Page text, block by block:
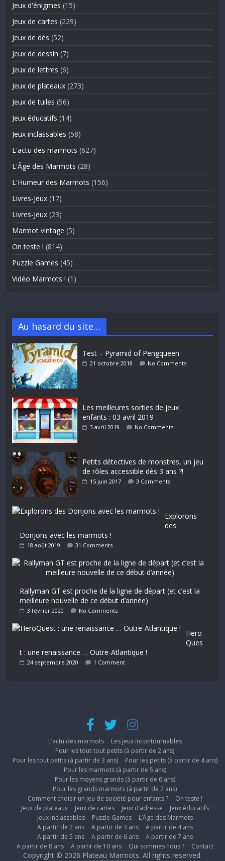
Jeux d'énigmes (15)
Jeux de cartes (229)
Jeux de dés (52)
Jeux de dessin (7)
Jeux de lettres (6)
Jeux de plateaux (273)
Jeux de tuiles (56)
Jeux éducatifs (14)
Jeux inclassables (58)
L'actu des marmots (627)
L'Âge des Marmots (28)
L'Humeur des Marmots (156)
Livres-Jeux (17)
Livres-Jeux (23)
Marmot vintage (5)
On teste ! (814)
Puzzle Games (45)
Vidéo Marmots ! (1)
Au hasard du site…
Test – Pyramid of Pengqueen
21 octobre 2018 No Comments
Les meilleures sorties de jeux
enfants : 03 avril 2019
3 avril 2019 No Comments
Petits détectives de monstres, un jeu
de rôles accessible dès 3 ans ?!
15 juin 2017 3 Comments
Explorons
des
Donjons avec les marmots !
18 août 2019 31 Comments
Rallyman GT est proche de la ligne de départ (et c’est la
meilleure nouvelle de ce début d’année)
3 février 2020 No Comments
Hero
Ques
t : une renaissance … Outre-Atlantique !
24 septembre 2020 1 Comment
L’actu des marmots
Les jeux incontournables
Pour les tout-tout petits (à partir de 2 ans)
Pour les tout petits (à partir de 3 ans)
Pour les petits (à partir de 4 ans)
Pour les marmots (à partir de 5 ans)
Pour les moyens grands (à partir de 6 ans)
Pour les grands marmots (à partir de 7 ans)
Comment choisir un jeu de société pour enfants ?
On teste !
Jeux de plateaux
Jeux de cartes Jeux d’adresse
Jeux éducatifs
Jeux inclassables
Puzzle Games
L’Âge des Marmots
A partir de 2 ans
A partir de 3 ans
A partir de 4 ans
A partir de 5 ans
A partir de 6 ans
A partir de 7 ans
A partir de 8 ans
A partir de 10 ans Qui sommes nous ? Contact
Copyright © 2026 Plateau Marmots. All rights reserved.